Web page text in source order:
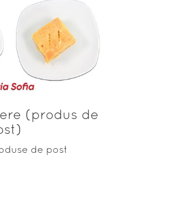
ÎN COȘ
(produs de
de post